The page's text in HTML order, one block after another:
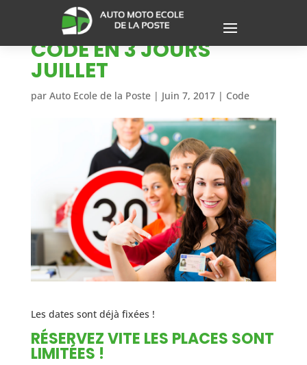
CODE EN 3 JOURS
JUILLET
par Auto Ecole de la Poste| Juin 7, 2017| Code
Les dates sont déjà fixées !
RÉSERVEZ VITE LES PLACES SONT
LIMITÉES !